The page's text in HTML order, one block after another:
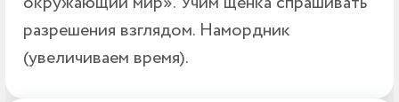
разрешения взглядом. Намордник
(увеличиваем время).